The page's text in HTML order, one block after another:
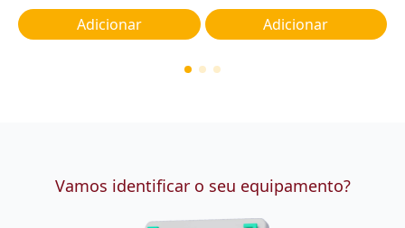
Adicionar Adicionar
Vamos identificar o seu equipamento?